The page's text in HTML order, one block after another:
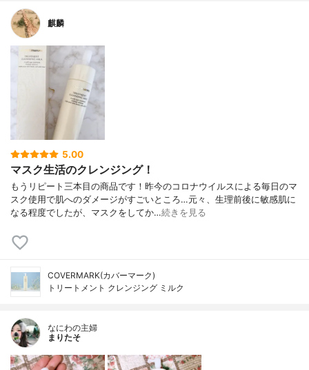
麒麟
5.00
マスク生活のクレンジング！
もうリピート三本目の商品です！昨今のコロナウイルスによる毎日のマ
スク使用で肌へのダメージがすごいところ…元々、生理前後に敏感肌に
なる程度でしたが、マスクをしてか…続きを見る
COVERMARK(カバーマーク)
トリートメント クレンジング ミルク
なにわの主婦
まりたそ